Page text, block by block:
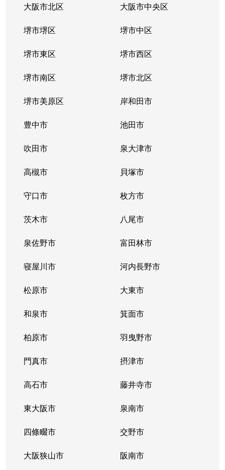
大阪市北区 大阪市中央区
堺市堺区 堺市中区
堺市東区 堺市西区
堺市南区 堺市北区
堺市美原区 岸和田市
豊中市 池田市
吹田市 泉大津市
高槻市 貝塚市
守口市 枚方市
茨木市 八尾市
泉佐野市 富田林市
寝屋川市 河内長野市
松原市 大東市
和泉市 箕面市
柏原市 羽曳野市
門真市 摂津市
高石市 藤井寺市
東大阪市 泉南市
四條畷市 交野市
大阪狭山市 阪南市